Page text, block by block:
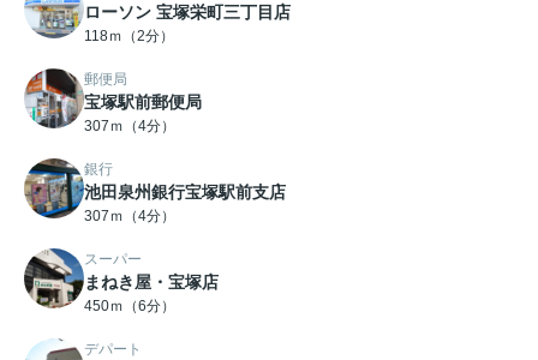
ローソン 宝塚栄町三丁目店
118ｍ（2分）
郵便局
宝塚駅前郵便局
307ｍ（4分）
銀行
池田泉州銀行宝塚駅前支店
307ｍ（4分）
スーパー
まねき屋・宝塚店
450ｍ（6分）
デパート